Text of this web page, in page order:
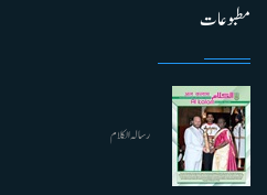
مطبوعات
رسالہ الکلام